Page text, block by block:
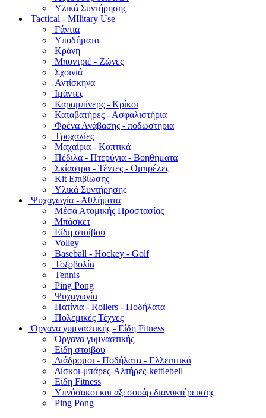
Υλικά Συντήρησης
Tactical - MIlitary Use
Γάντια
Υποδήματα
Κράνη
Μποντριέ - Ζώνες
Σχοινιά
Αντίσκηνα
Ιμάντες
Καραμπίνερς - Κρίκοι
Καταβατήρες - Ασφαλιστήρια
Φρένα Ανάβασης - ποδωστήρια
Τροχαλίες
Μαχαίρια - Κοπτικά
Πέδιλα - Πτερύγια - Βοηθήματα
Σκίαστρα - Τέντες - Ομπρέλες
Kit Επιβίωσης
Υλικά Συντήρησης
Ψυχαγωγία - Αθλήματα
Μέσα Ατομικής Προστασίας
Μπάσκετ
Είδη στοίβου
Volley
Baseball - Hockey - Golf
Τοξοβολία
Tennis
Ping Pong
Ψυχαγωγία
Πατίνια - Rollers - Ποδήλατα
Πολεμικές Τέχνες
Όργανα γυμναστικής - Είδη Fitness
Όργανα γυμναστικής
Είδη στοίβου
Διάδρομοι - Ποδήλατα - Ελλειπτικά
Δίσκοι-μπάρες-Αλτήρες-kettlebell
Είδη Fitness
Υπνόσακοι και αξεσουάρ διανυκτέρευσης
Ping Pong